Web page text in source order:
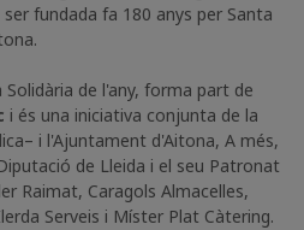
fundada fa 180 anys per Santa
de l'any, forma part de
i és una iniciativa conjunta de la
i l'Ajuntament d'Aitona, A més,
de Lleida i el seu Patronat
Raimat, Caragols Almacelles,
Serveis i Míster Plat Càtering.